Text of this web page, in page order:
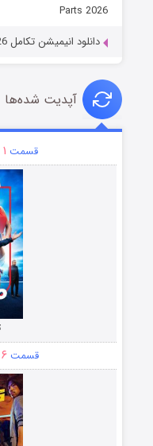
Parts 2026
دانلود انیمیشن تکامل Evolution 2026
آپدیت شده‌ها
قسمت ۱ (زیرنویس)
قسمت ۶ (زیرنویس)